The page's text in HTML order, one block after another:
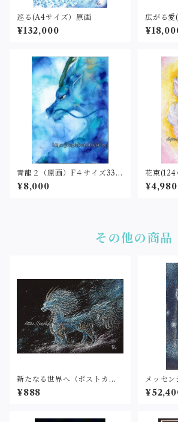
巡る(A4サイズ）原画
¥132,000
広がる愛
青龍２（原画）F４サイズ333
×242
¥8,000
花束
¥4,980
その他の商品
新たなる世界へ（ポストカー
ドサイズ・印刷）
¥888
メッセ
m）原画